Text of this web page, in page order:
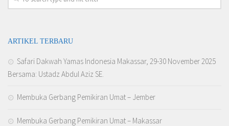
ARTIKEL TERBARU
Safari Dakwah Yamas Indonesia Makassar, 29-30 November 2025
Bersama: Ustadz Abdul Aziz SE.
Membuka Gerbang Pemikiran Umat – Jember
Membuka Gerbang Pemikiran Umat – Makassar